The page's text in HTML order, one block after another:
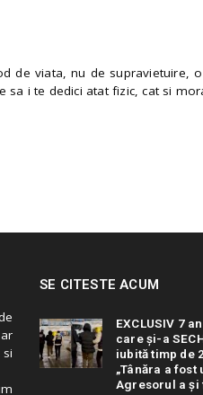
de viata, nu de supravietuire,
sa i te dedici atat fizic, cat si
SE CITESTE ACUM
EXCLUSIV 7
care și-a
iubită timp de
„Tânăra a fost
Agresorul a